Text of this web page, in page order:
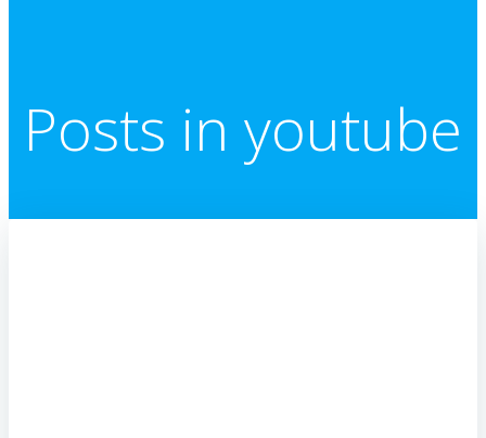
Posts in youtube